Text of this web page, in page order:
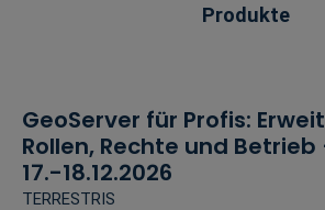
Produkte
GeoServer für Profis:
Rollen, Rechte und
17.-18.12.2026
TERRESTRIS